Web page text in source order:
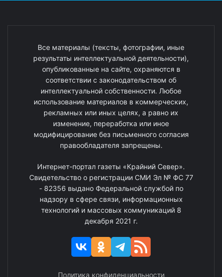
Все материалы (тексты, фотографии, иные
результаты интеллектуальной деятельности),
опубликованные на сайте, охраняются в
соответствии с законодательством об
интеллектуальной собственности. Любое
использование материалов в коммерческих,
рекламных или иных целях, а равно их
изменение, переработка или иное
модифицирование без письменного согласия
правообладателя запрещены.
Интернет-портал газеты «Крайний Север».
Свидетельство о регистрации СМИ Эл № ФС 77
- 82356 выдано Федеральной службой по
надзору в сфере связи, информационных
технологий и массовых коммуникаций 8
декабря 2021 г.
Политика конфиденциальности